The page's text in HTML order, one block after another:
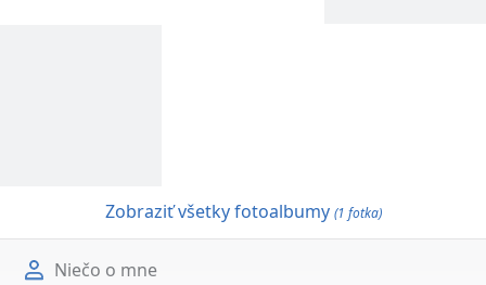
Zobraziť všetky fotoalbumy (1 fotka)
Niečo o mne